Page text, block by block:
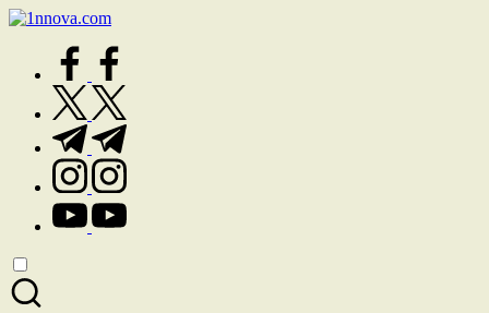
Saltar
contenidofacebook.com
twitter.com
t.me
instagram.com
youtube.com